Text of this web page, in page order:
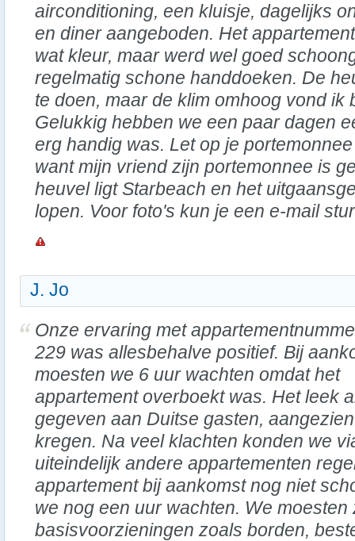
airconditioning, een kluisje, dagelijks
en diner aangeboden. Het
wat kleur, maar werd wel goed
regelmatig schone handdoeken. De
te doen, maar de klim omhoog vond ik
Gelukkig hebben we een paar dagen
erg handig was. Let op je
want mijn vriend zijn portemonnee is
heuvel ligt Starbeach en het
lopen. Voor foto's kun je een e-mail
J. Jo
Onze ervaring met
229 was allesbehalve positief. Bij
moesten we 6 uur wachten omdat het
appartement overboekt was. Het leek
gegeven aan Duitse gasten,
kregen. Na veel klachten konden we
uiteindelijk andere appartementen
appartement bij aankomst nog niet
we nog een uur wachten. We moesten
basisvoorzieningen zoals borden,